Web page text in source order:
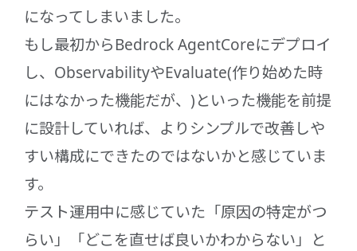
になってしまいました。
もし最初からBedrock AgentCoreにデプロイ
し、ObservabilityやEvaluate(作り始めた時
にはなかった機能だが、)といった機能を前提
に設計していれば、よりシンプルで改善しや
すい構成にできたのではないかと感じていま
す。
テスト運用中に感じていた「原因の特定がつ
らい」「どこを直せば良いかわからない」と